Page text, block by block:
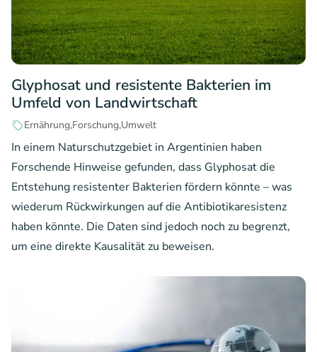
Glyphosat und resistente Bakterien im
Umfeld von Landwirtschaft
ErnährungForschungUmwelt
In einem Naturschutzgebiet in Argentinien haben
Forschende Hinweise gefunden, dass Glyphosat die
Entstehung resistenter Bakterien fördern könnte – was
wiederum Rückwirkungen auf die Antibiotikaresistenz
haben könnte. Die Daten sind jedoch noch zu begrenzt,
um eine direkte Kausalität zu beweisen.